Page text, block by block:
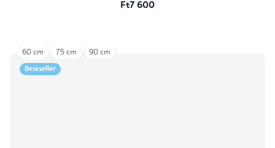
Ft7 600
Bestseller
60 cm 75 cm 90 cm